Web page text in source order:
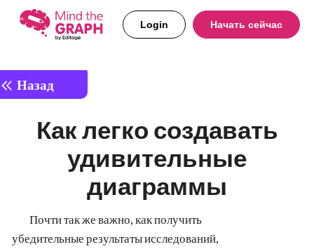
Login Начать сейчас
Назад
Как легко создавать
удивительные
диаграммы
Почти так же важно, как получить
убедительные результаты исследований,